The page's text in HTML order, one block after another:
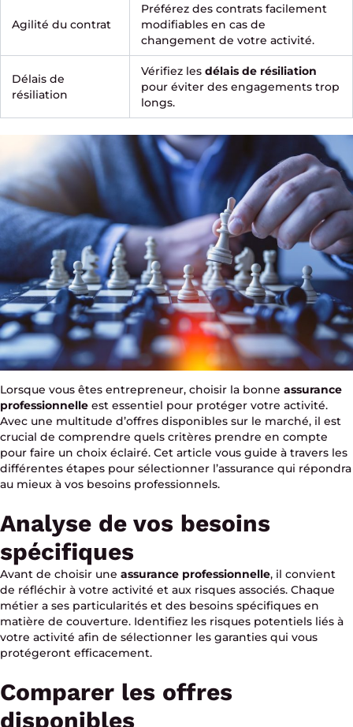
Agilité du contrat
Préférez des contrats facilement
modifiables en cas de
changement de votre activité.
Délais de
résiliation
Vérifiez les délais de résiliation
pour éviter des engagements trop
longs.
Lorsque vous êtes entrepreneur, choisir la bonne assurance
professionnelle est essentiel pour protéger votre activité.
Avec une multitude d’offres disponibles sur le marché, il est
crucial de comprendre quels critères prendre en compte
pour faire un choix éclairé. Cet article vous guide à travers les
différentes étapes pour sélectionner l’assurance qui répondra
au mieux à vos besoins professionnels.
Analyse de vos besoins
spécifiques
Avant de choisir une assurance professionnelle, il convient
de réfléchir à votre activité et aux risques associés. Chaque
métier a ses particularités et des besoins spécifiques en
matière de couverture. Identifiez les risques potentiels liés à
votre activité afin de sélectionner les garanties qui vous
protégeront efficacement.
Comparer les offres
disponibles